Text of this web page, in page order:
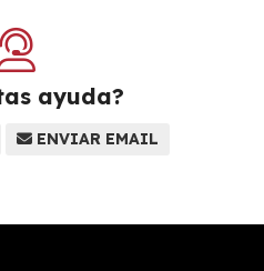
ayuda?
ENVIAR EMAIL